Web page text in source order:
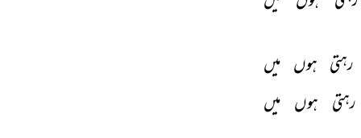
رہتی ہوں میں
رہتی
ہوں میں